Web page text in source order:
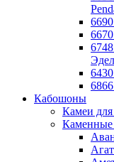
Кабошоны
Камеи